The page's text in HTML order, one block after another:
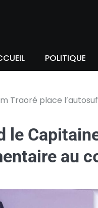
POLITIQUE
Traoré place
le
au